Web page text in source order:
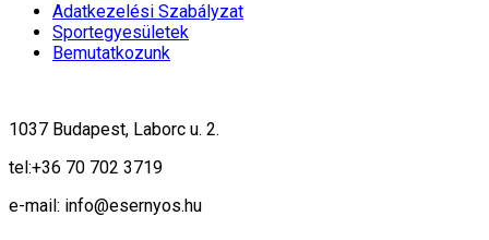
Adatkezelési Szabályzat
Sportegyesületek
Bemutatkozunk
1037 Budapest, Laborc u. 2.
tel:+36 70 702 3719
e-mail: info@esernyos.hu